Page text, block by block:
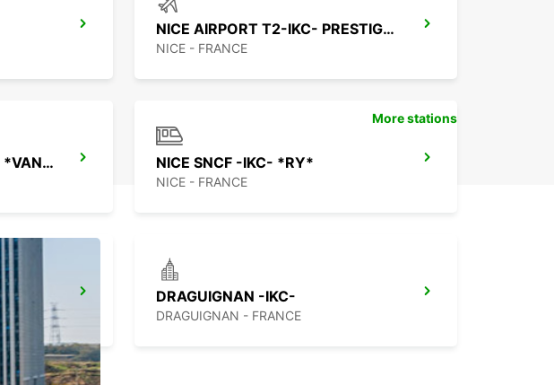
NICE AIRPORT T2-IKC- PRESTIGE *RY*
NICE - FRANCE
NICE PLAINE DU VAR -IKC- *VANS* NICE SNCF -IKC- *RY*
NICE - FRANCE
DRAGUIGNAN -IKC-
DRAGUIGNAN - FRANCE
More stations